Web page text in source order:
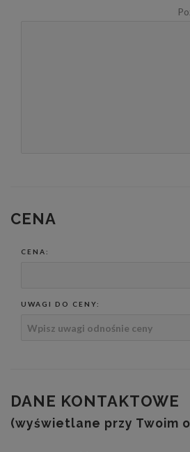
CENA
CENA:
UWAGI DO CENY:
DANE KONTAKTOWE
(wyświetlane przy Twoim